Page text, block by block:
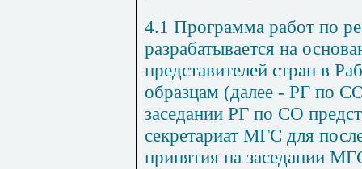
4.1 Программа работ по
разрабатывается на
представителей стран в
образцам (далее - РГ по
заседании РГ по СО
секретариат МГС для
принятия на заседании